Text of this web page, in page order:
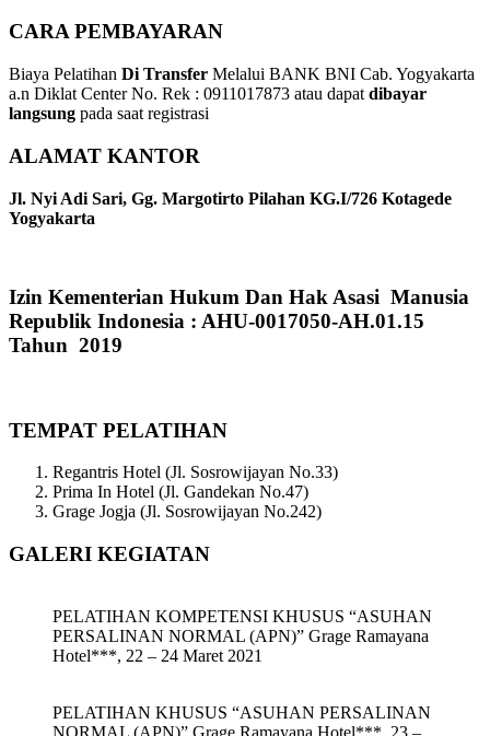
CARA PEMBAYARAN
Biaya Pelatihan Di Transfer Melalui BANK BNI Cab. Yogyakarta
a.n Diklat Center No. Rek : 0911017873 atau dapat dibayar
langsung pada saat registrasi
ALAMAT KANTOR
Jl. Nyi Adi Sari, Gg. Margotirto Pilahan KG.I/726 Kotagede
Yogyakarta
Izin Kementerian Hukum Dan Hak Asasi Manusia
Republik Indonesia : AHU-0017050-AH.01.15
Tahun 2019
TEMPAT PELATIHAN
Regantris Hotel (Jl. Sosrowijayan No.33)
Prima In Hotel (Jl. Gandekan No.47)
Grage Jogja (Jl. Sosrowijayan No.242)
GALERI KEGIATAN
PELATIHAN KOMPETENSI KHUSUS “ASUHAN
PERSALINAN NORMAL (APN)” Grage Ramayana
Hotel***, 22 – 24 Maret 2021
PELATIHAN KHUSUS “ASUHAN PERSALINAN
NORMAL (APN)” Grage Ramayana Hotel***, 23 –